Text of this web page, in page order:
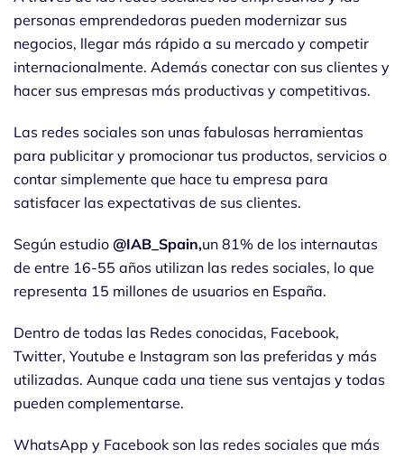
personas emprendedoras pueden modernizar sus
negocios, llegar más rápido a su mercado y competir
internacionalmente. Además conectar con sus clientes y
hacer sus empresas más productivas y competitivas.
Las redes sociales son unas fabulosas herramientas
para publicitar y promocionar tus productos, servicios o
contar simplemente que hace tu empresa para
satisfacer las expectativas de sus clientes.
Según estudio @IAB_Spain,un 81% de los internautas
de entre 16-55 años utilizan las redes sociales, lo que
representa 15 millones de usuarios en España.
Dentro de todas las Redes conocidas, Facebook,
Twitter, Youtube e Instagram son las preferidas y más
utilizadas. Aunque cada una tiene sus ventajas y todas
pueden complementarse.
WhatsApp y Facebook son las redes sociales que más